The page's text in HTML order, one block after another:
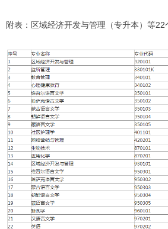
附表：区域经济开发与管理（专升本）等22